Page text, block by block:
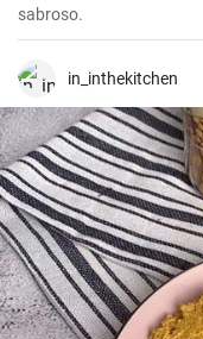
sabroso.
in_inthekitchen